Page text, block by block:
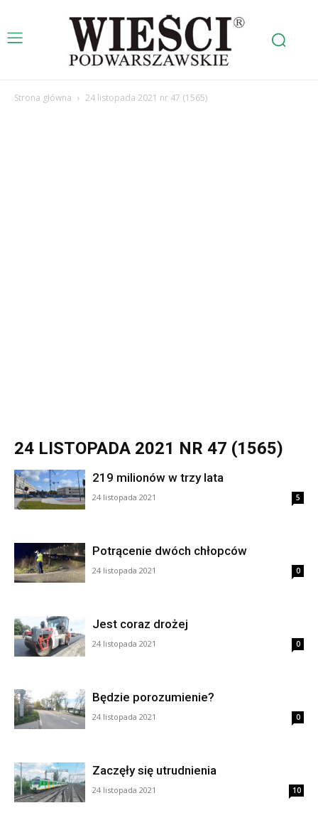
Strona główna 24 listopada 2021 nr 47 (1565)
24 LISTOPADA 2021 NR 47 (1565)
219 milionów w trzy lata
24 listopada 2021 5
Potrącenie dwóch chłopców
24 listopada 2021 0
Jest coraz drożej
24 listopada 2021 0
Będzie porozumienie?
24 listopada 2021 0
Zaczęły się utrudnienia
24 listopada 2021 10